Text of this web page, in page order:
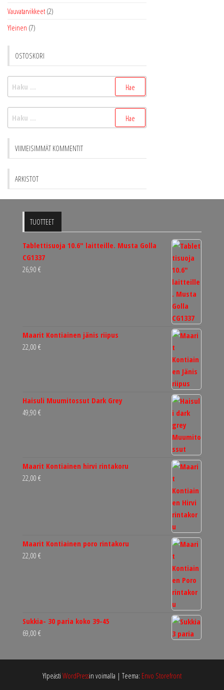
Vauvatarvikkeet (2)
Yleinen (7)
OSTOSKORI
VIIMEISIMMÄT KOMMENTIT
ARKISTOT
TUOTTEET
Tablettisuoja 10.6" laitteille. Musta Golla
CG1337
26,90 €
Maarit Kontiainen jänis riipus
22,00 €
Haisuli Muumitossut Dark Grey
49,90 €
Maarit Kontiainen hirvi rintakoru
22,00 €
Maarit Kontiainen poro rintakoru
22,00 €
Sukkia- 30 paria koko 39-45
69,00 €
Ylpeästi WordPressin voimalla | Teema: Envo Storefront